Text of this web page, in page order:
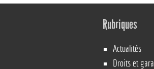
Rubriques
Actualités
Droits et